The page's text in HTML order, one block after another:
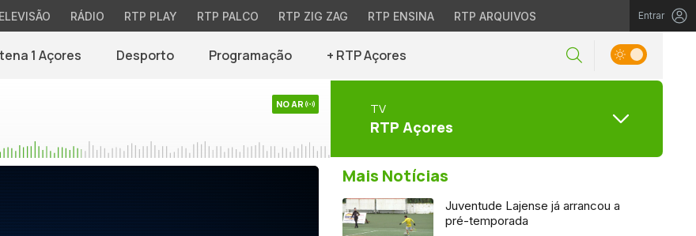
RÁDIO RTP PLAY RTP PALCO RTP ZIG ZAG RTP ENSINA RTP ARQUIVOS Entrar
1 Açores Desporto Programação + RTP Açores
NO AR TV
RTP Açores
Mais Notícias
Juventude Lajense já arrancou a
pré-temporada